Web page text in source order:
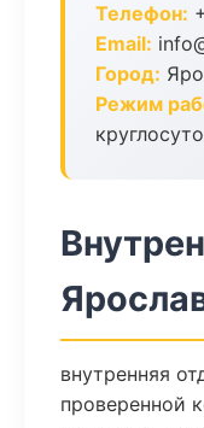
Телефон:
Email:
Город:
Режим
внутренняя
проверенной